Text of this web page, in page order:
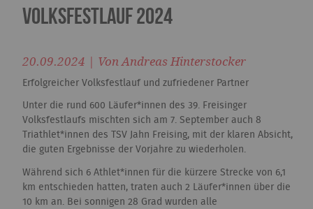
Volksfestlauf 2024
20.09.2024 | Von Andreas Hinterstocker
Erfolgreicher Volksfestlauf und zufriedener Partner
Unter die rund 600 Läufer*innen des 39. Freisinger
Volksfestlaufs mischten sich am 7. September auch 8
Triathlet*innen des TSV Jahn Freising, mit der klaren Absicht,
die guten Ergebnisse der Vorjahre zu wiederholen.
Während sich 6 Athlet*innen für die kürzere Strecke von 6,1
km entschieden hatten, traten auch 2 Läufer*innen über die
10 km an. Bei sonnigen 28 Grad wurden alle